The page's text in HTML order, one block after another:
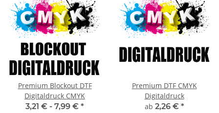
Premium Blockout DTF
Digitaldruck CMYK
3,21 € - 7,99 € *
Premium DTF CMYK
Digitaldruck
ab 2,26 € *